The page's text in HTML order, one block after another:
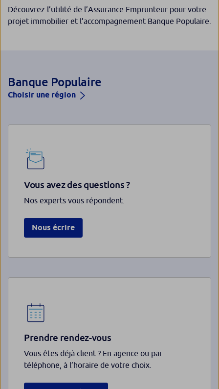
Découvrez l’utilité de l’Assurance Emprunteur pour votre
projet immobilier et l’accompagnement Banque Populaire.
Banque Populaire
Choisir une région
Vous avez des questions ?
Nos experts vous répondent.
Nous écrire
Prendre rendez-vous
Vous êtes déjà client ? En agence ou par
téléphone, à l’horaire de votre choix.